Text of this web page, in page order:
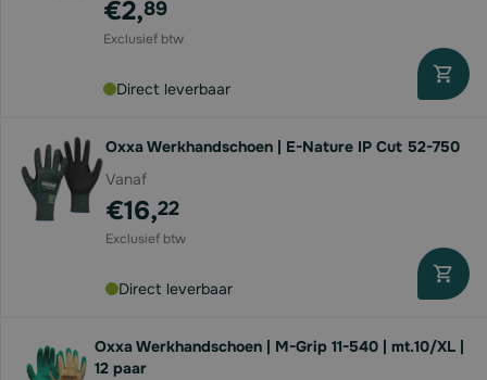
€2,89
Direct leverbaar
Oxxa Werkhandschoen | E-Nature IP Cut 52-750
Vanaf
€16,22
Direct leverbaar
Oxxa Werkhandschoen | M-Grip 11-540 | mt.10/XL |
12 paar